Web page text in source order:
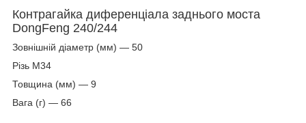
Контрагайка диференціала заднього моста
DongFeng 240/244
Зовнішній діаметр (мм) — 50
Різь М34
Товщина (мм) — 9
Вага (г) — 66